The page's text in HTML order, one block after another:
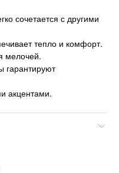
сочетается с другими
тепло и комфорт.
мелочей.
гарантируют
акцентами.